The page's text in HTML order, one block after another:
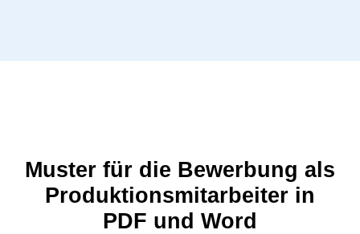
Muster für die Bewerbung als
Produktionsmitarbeiter in
PDF und Word